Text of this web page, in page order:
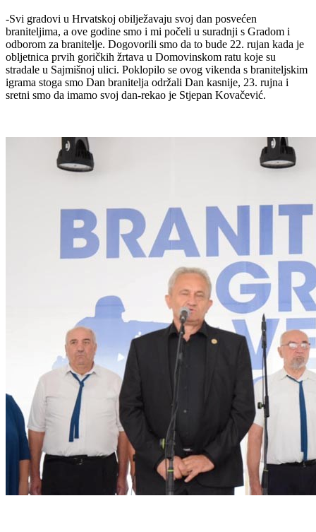
-Svi gradovi u Hrvatskoj obilježavaju svoj dan posvećen
braniteljima, a ove godine smo i mi počeli u suradnji s Gradom i
odborom za branitelje. Dogovorili smo da to bude 22. rujan kada je
obljetnica prvih goričkih žrtava u Domovinskom ratu koje su
stradale u Sajmišnoj ulici. Poklopilo se ovog vikenda s braniteljskim
igrama stoga smo Dan branitelja održali Dan kasnije, 23. rujna i
sretni smo da imamo svoj dan-rekao je Stjepan Kovačević.